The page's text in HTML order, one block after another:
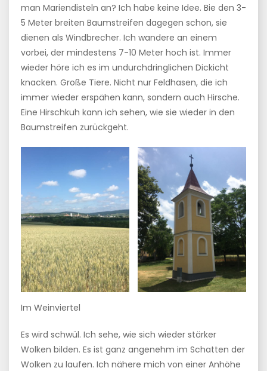
man Mariendisteln an? Ich habe keine Idee. Bie den 3-
5 Meter breiten Baumstreifen dagegen schon, sie
dienen als Windbrecher. Ich wandere an einem
vorbei, der mindestens 7-10 Meter hoch ist. Immer
wieder höre ich es im undurchdringlichen Dickicht
knacken. Große Tiere. Nicht nur Feldhasen, die ich
immer wieder erspähen kann, sondern auch Hirsche.
Eine Hirschkuh kann ich sehen, wie sie wieder in den
Baumstreifen zurückgeht.
Im Weinviertel
Es wird schwül. Ich sehe, wie sich wieder stärker
Wolken bilden. Es ist ganz angenehm im Schatten der
Wolken zu laufen. Ich nähere mich von einer Anhöhe